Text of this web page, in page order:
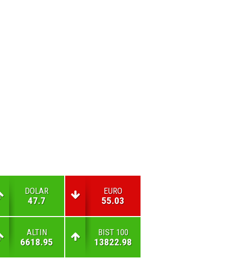
DOLAR
47.7
EURO
55.03
ALTIN
6618.95
BIST 100
13822.98